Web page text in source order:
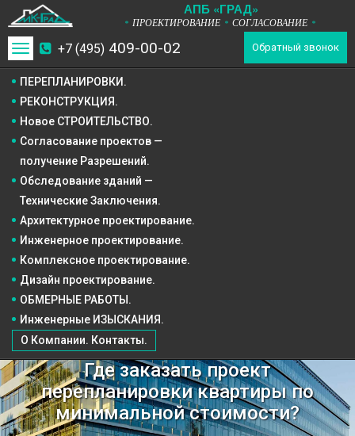
АПБ «ГРАД»
* ПРОЕКТИРОВАНИЕ * СОГЛАСОВАНИЕ *
+7 (495) 409-00-02 Обратный звонок
Toggle
navigation
ПЕРЕПЛАНИРОВКИ.
РЕКОНСТРУКЦИЯ.
Новое СТРОИТЕЛЬСТВО.
ОБМЕРНЫЕ РАБОТЫ.
Инженерные ИЗЫСКАНИЯ.
О Компании. Контакты.
Согласование проектов —
получение Разрешений.
Обследование зданий —
Технические Заключения.
Архитектурное проектирование.
Инженерное проектирование.
Комплексное проектирование.
Дизайн проектирование.
Где заказать проект
перепланировки квартиры по
минимальной стоимости?